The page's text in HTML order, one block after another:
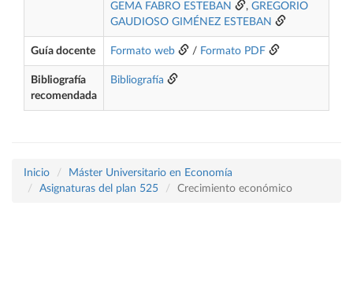
GEMA FABRO ESTEBAN
, GREGORIO
GAUDIOSO GIMÉNEZ ESTEBAN
Guía docente Formato web / Formato PDF
Bibliografía
recomendada
Bibliografía
Inicio
Máster Universitario en Economía
Asignaturas del plan 525
Crecimiento económico